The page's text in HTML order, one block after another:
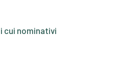
cui nominativi